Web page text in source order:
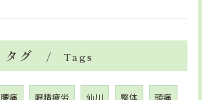
タグ Tags
腰痛 眼精疲労 仙川 整体 頭痛